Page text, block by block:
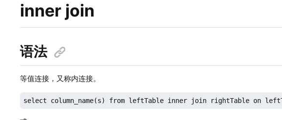
inner join
语法
等值连接，又称内连接。
select column_name(s) from leftTable inner join rightTable on